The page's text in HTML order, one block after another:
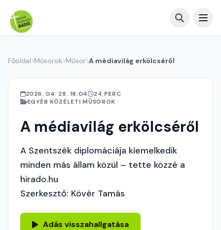
Főoldal Műsorok Műsor A médiavilág erkölcséről
2026. 04. 28. 18:04
24 PERC
EGYÉB KÖZÉLETI MŰSOROK
A médiavilág erkölcséről
A Szentszék diplomáciája kiemelkedik
minden más állam közül – tette közzé a
hirado.hu
Szerkesztő: Kövér Tamás
Adás visszahallgatása